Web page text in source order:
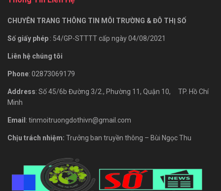
CHUYÊN TRANG THÔNG TIN MÔI TRƯỜNG & ĐÔ THỊ SỐ
Số giấy phép : 54/GP-STTTT cấp ngày 04/08/2021
Liên hệ chúng tôi
Phone: 02873069179
Address: Số 45/6b Đường 3/2., Phường 11, Quận 10, TP. Hồ Chí
Minh
Email : tinmoitruongdothivn@gmail.com
Chịu trách nhiệm: Trưởng ban truyền thông – Bùi Ngọc Thu